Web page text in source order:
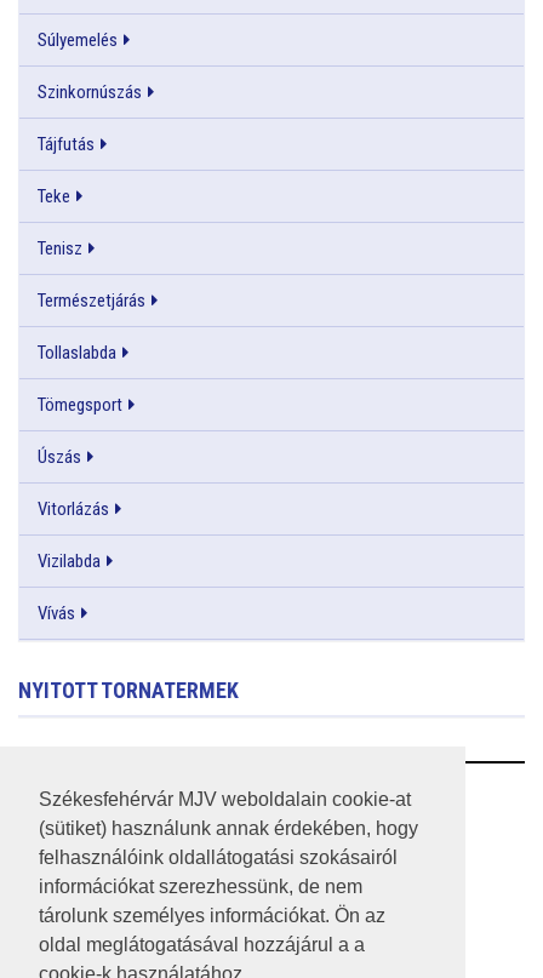
Székesfehérvár MJV weboldalain cookie-at
(sütiket) használunk annak érdekében, hogy
felhasználóink oldallátogatási szokásairól
információkat szerezhessünk, de nem
tárolunk személyes információkat. Ön az
oldal meglátogatásával hozzájárul a a
Súlyemelés
Szinkornúszás
Tájfutás
Teke
Tenisz
Természetjárás
Tollaslabda
Tömegsport
Úszás
Vitorlázás
Vizilabda
Vívás
NYITOTT TORNATERMEK
RSS
A HONLAP 2017.03.31-I ÁLLAPOTA
JOGI NYILATKOZAT
IMPRESSZUM